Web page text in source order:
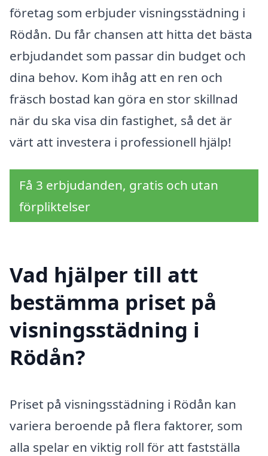
företag som erbjuder visningsstädning i
Rödån. Du får chansen att hitta det bästa
erbjudandet som passar din budget och
dina behov. Kom ihåg att en ren och
fräsch bostad kan göra en stor skillnad
när du ska visa din fastighet, så det är
värt att investera i professionell hjälp!
Få 3 erbjudanden, gratis och utan
förpliktelser
Vad hjälper till att
bestämma priset på
visningsstädning i
Rödån?
Priset på visningsstädning i Rödån kan
variera beroende på flera faktorer, som
alla spelar en viktig roll för att fastställa